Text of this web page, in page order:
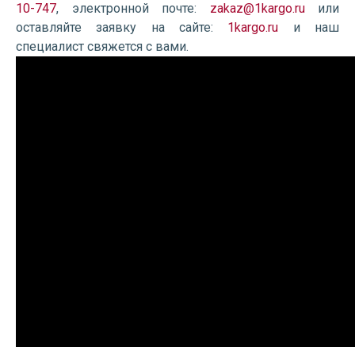
10-747, электронной почте: zakaz@1kargo.ruили
оставляйте заявку на сайте: 1kargo.ru и наш
специалист свяжется с вами.